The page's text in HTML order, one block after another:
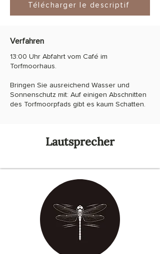
Télécharger le descriptif
Verfahren
13:00 Uhr Abfahrt vom Café im
Torfmoorhaus.
Bringen Sie ausreichend Wasser und
Sonnenschutz mit: Auf einigen Abschnitten
des Torfmoorpfads gibt es kaum Schatten.
Lautsprecher